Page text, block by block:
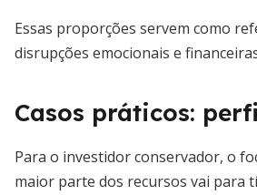
Essas proporções servem como
disrupções emocionais e
Casos práticos:
Para o investidor conservador, o
maior parte dos recursos vai para